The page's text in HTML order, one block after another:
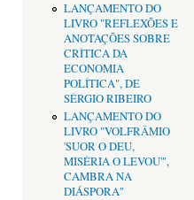
LANÇAMENTO DO
LIVRO "REFLEXÕES E
ANOTAÇÕES SOBRE
CRÌTICA DA
ECONOMIA
POLÍTICA", DE
SÉRGIO RIBEIRO
LANÇAMENTO DO
LIVRO "VOLFRÂMIO
'SUOR O DEU,
MISÉRIA O LEVOU'",
CAMBRA NA
DIÁSPORA"